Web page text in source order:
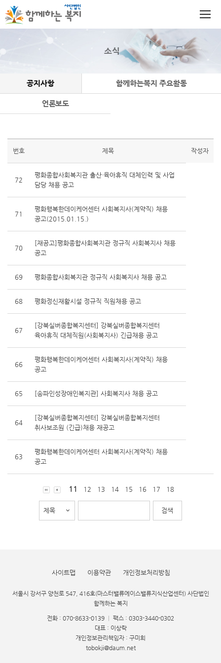
소식
공지사항 함께하는복지 주요활동
언론보도
번호 제목 작성자
72
평화종합사회복지관 출산·육아휴직 대체인력 및 사업
담당 채용 공고
71
평화행복한데이케어센터 사회복지사(계약직) 채용
공고(2015.01.15.)
70
[재공고]평화종합사회복지관 정규직 사회복지사 채용
공고
69 평화종합사회복지관 정규직 사회복지사 채용 공고
68 평화정신재활시설 정규직 직원채용 공고
67
[강북실버종합복지센터] 강북실버종합복지센터
육아휴직 대체직원(사회복지사) 긴급채용 공고
66
평화행복한데이케어센터 사회복지사(계약직) 채용
공고
65 [송파인성장애인복지관] 사회복지사 채용 공고
64
[강북실버종합복지센터] 강북실버종합복지센터
취사보조원 (긴급)채용 재공고
63
평화행복한데이케어센터 사회복지사(계약직) 채용
공고
11 12 13 14 15 16 17 18
사이트맵 이용약관 개인정보처리방침
서울시 강서구 양천로 547, 416호(마스터밸류에이스밸류지식산업센터) 사단법인
함께하는 복지
전화 : 070-8633-0139
팩스 : 0303-3440-0302
대표 : 이상락
개인정보관리책임자 : 구미희
tobokji@daum.net